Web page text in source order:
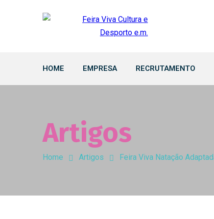
HOME EMPRESA RECRUTAMENTO
Artigos
Home Artigos Feira Viva Natação